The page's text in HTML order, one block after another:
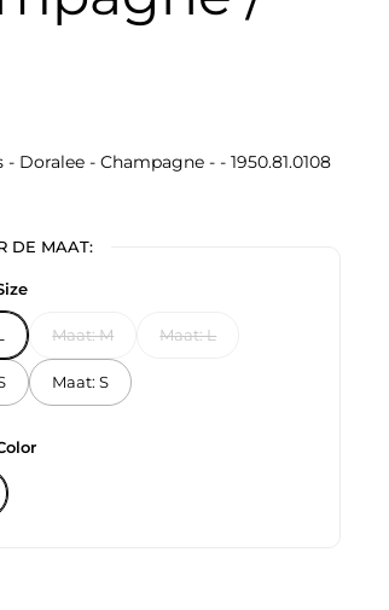
Doralee - Champagne - - 1950.81.0108
DE MAAT:
Maat: M Maat: L
Maat: S